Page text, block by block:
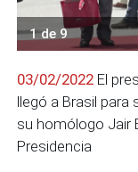
1 de 9
03/02/2022 El
llegó a Brasil
su homólogo Jair
Presidencia